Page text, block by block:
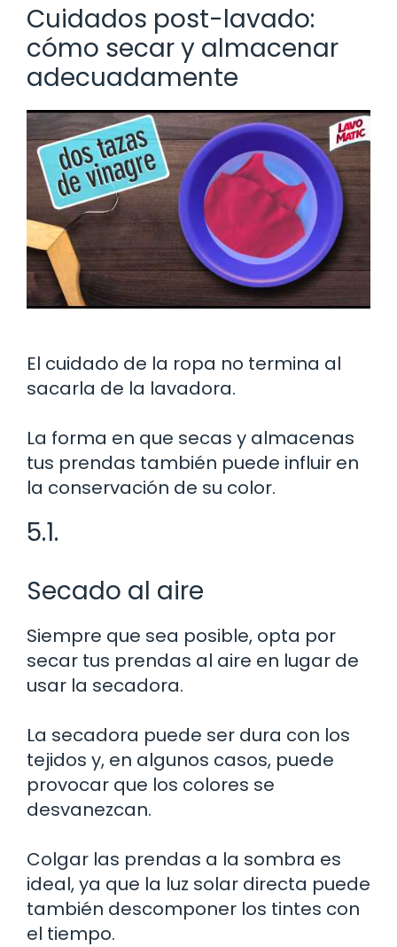
Cuidados post-lavado:
cómo secar y almacenar
adecuadamente
El cuidado de la ropa no termina al
sacarla de la lavadora.
La forma en que secas y almacenas
tus prendas también puede influir en
la conservación de su color.
5.1.
Secado al aire
Siempre que sea posible, opta por
secar tus prendas al aire en lugar de
usar la secadora.
La secadora puede ser dura con los
tejidos y, en algunos casos, puede
provocar que los colores se
desvanezcan.
Colgar las prendas a la sombra es
ideal, ya que la luz solar directa puede
también descomponer los tintes con
el tiempo.